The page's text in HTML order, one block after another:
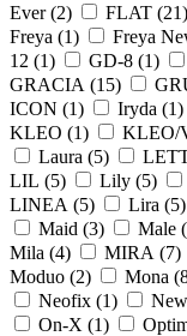
Ever (2) FLAT (21)
Freya (1) Freya
12 (1) GD-8 (1)
GRACIA (15)
ICON (1) Iryda (1)
KLEO (1) KLEO/
Laura (5)
LIL (5) Lily (5)
LINEA (5) Lira (5)
Maid (3) Male (
Mila (4) MIRA (7)
Moduo (2) Mona (
Neofix (1)
On-X (1)